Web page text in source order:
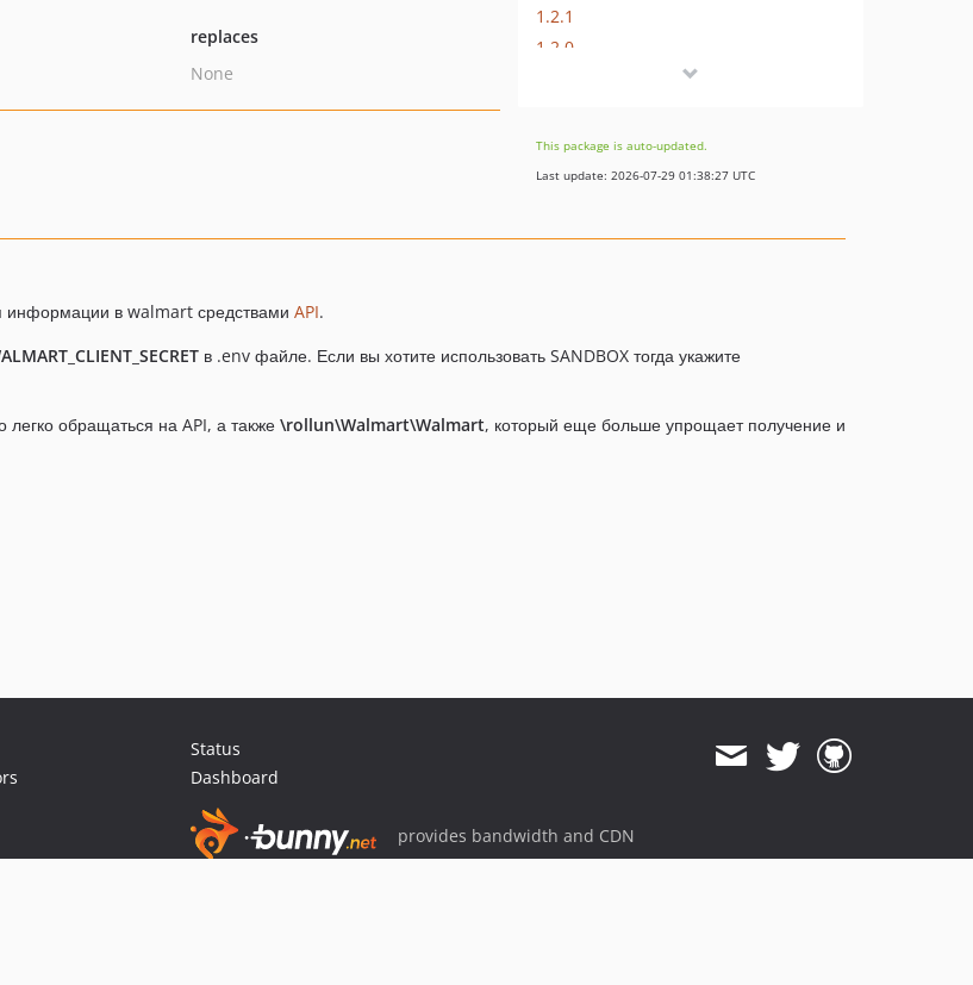
replaces
None
1.2.1
1.2.0
1.1.1
1.1.0
1.0.5
1.0.3
This package is auto-updated.
Last update: 2026-07-29 01:38:27 UTC
информации в walmart средствами API.
в .env файле. Если вы хотите использовать SANDBOX тогда укажите
обращаться на API, а также \rollun\Walmart\Walmart, который еще больше упрощает получение и
Status
Dashboard
provides bandwidth and CDN